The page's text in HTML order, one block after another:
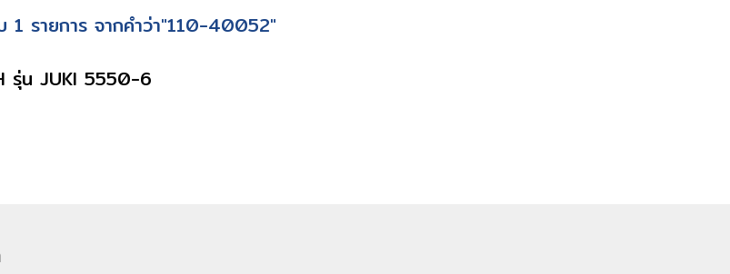
1 รายการ จากคำว่า"110-40052"
รุ่น JUKI 5550-6